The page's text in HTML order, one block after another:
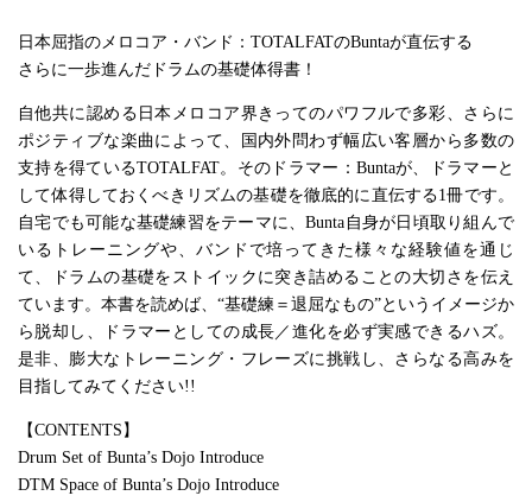
日本屈指のメロコア・バンド：TOTALFATのBuntaが直伝する
さらに一歩進んだドラムの基礎体得書！
自他共に認める日本メロコア界きってのパワフルで多彩、さらに
ポジティブな楽曲によって、国内外問わず幅広い客層から多数の
支持を得ているTOTALFAT。そのドラマー：Buntaが、ドラマーと
して体得しておくべきリズムの基礎を徹底的に直伝する1冊です。
自宅でも可能な基礎練習をテーマに、Bunta自身が日頃取り組んで
いるトレーニングや、バンドで培ってきた様々な経験値を通じ
て、ドラムの基礎をストイックに突き詰めることの大切さを伝え
ています。本書を読めば、“基礎練＝退屈なもの”というイメージか
ら脱却し、ドラマーとしての成長／進化を必ず実感できるハズ。
是非、膨大なトレーニング・フレーズに挑戦し、さらなる高みを
目指してみてください!!
【CONTENTS】
Drum Set of Bunta’s Dojo Introduce
DTM Space of Bunta’s Dojo Introduce